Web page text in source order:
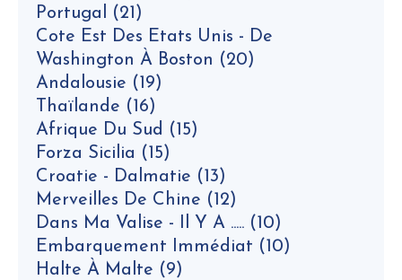
Portugal (21)
Cote Est Des Etats Unis - De
Washington À Boston (20)
Andalousie (19)
Thaïlande (16)
Afrique Du Sud (15)
Forza Sicilia (15)
Croatie - Dalmatie (13)
Merveilles De Chine (12)
Dans Ma Valise - Il Y A ..... (10)
Embarquement Immédiat (10)
Halte À Malte (9)